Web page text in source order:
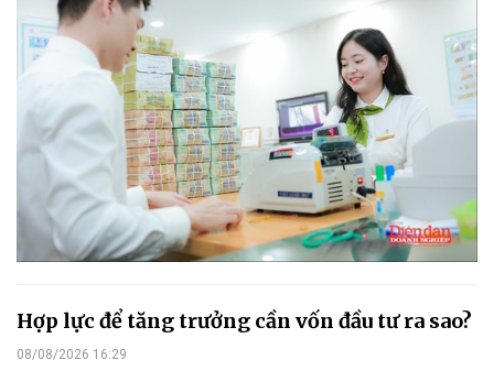
Hợp lực để tăng trưởng cần vốn đầu tư ra sao?
08/08/2026 16:29